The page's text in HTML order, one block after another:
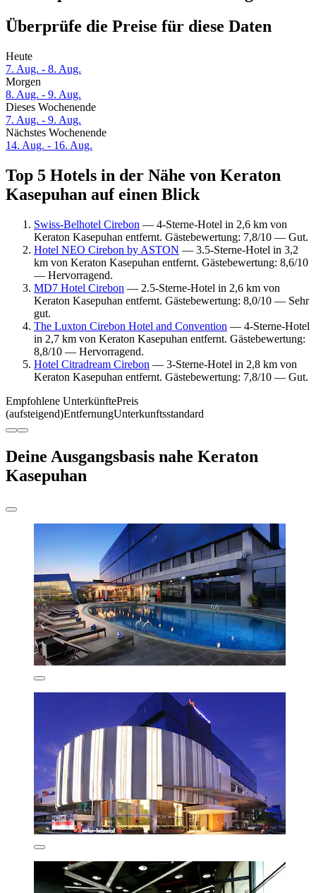
Überprüfe die Preise für diese Daten
Heute
7. Aug. - 8. Aug.
Morgen
8. Aug. - 9. Aug.
Dieses Wochenende
7. Aug. - 9. Aug.
Nächstes Wochenende
14. Aug. - 16. Aug.
Top 5 Hotels in der Nähe von Keraton
Kasepuhan auf einen Blick
Swiss-Belhotel Cirebon — 4-Sterne-Hotel in 2,6 km von
Keraton Kasepuhan entfernt. Gästebewertung: 7,8/10 — Gut.
Hotel NEO Cirebon by ASTON — 3.5-Sterne-Hotel in 3,2
km von Keraton Kasepuhan entfernt. Gästebewertung: 8,6/10
— Hervorragend.
MD7 Hotel Cirebon — 2.5-Sterne-Hotel in 2,6 km von
Keraton Kasepuhan entfernt. Gästebewertung: 8,0/10 — Sehr
gut.
The Luxton Cirebon Hotel and Convention — 4-Sterne-Hotel
in 2,7 km von Keraton Kasepuhan entfernt. Gästebewertung:
8,8/10 — Hervorragend.
Hotel Citradream Cirebon — 3-Sterne-Hotel in 2,8 km von
Keraton Kasepuhan entfernt. Gästebewertung: 7,8/10 — Gut.
Empfohlene UnterkünftePreis
(aufsteigend)EntfernungUnterkunftsstandard
Deine Ausgangsbasis nahe Keraton
Kasepuhan